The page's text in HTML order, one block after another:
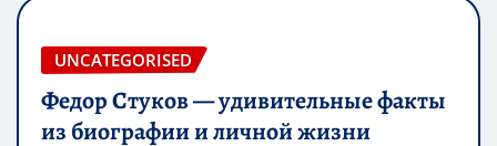
UNCATEGORISED
Федор Стуков — удивительные факты
из биографии и личной жизни